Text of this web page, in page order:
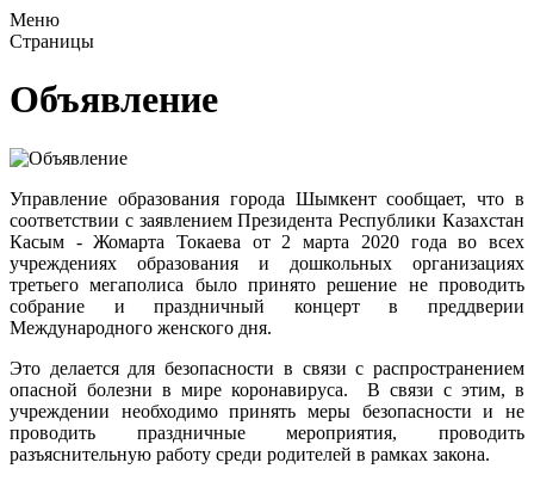
Меню
Страницы
Объявление
Управление образования города Шымкент сообщает, что в
соответствии с заявлением Президента Республики Казахстан
Касым - Жомарта Токаева от 2 марта 2020 года во всех
учреждениях образования и дошкольных организациях
третьего мегаполиса было принято решение не проводить
собрание и праздничный концерт в преддверии
Международного женского дня.
Это делается для безопасности в связи с распространением
опасной болезни в мире коронавируса. В связи с этим, в
учреждении необходимо принять меры безопасности и не
проводить праздничные мероприятия, проводить
разъяснительную работу среди родителей в рамках закона.